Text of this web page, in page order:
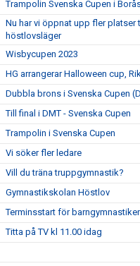
Trampolin Svenska Cupen i
Nu har vi öppnat upp fler platser
höstlovsläger
Wisbycupen 2023
HG arrangerar Halloween cup,
Dubbla brons i Svenska Cupen
Till final i DMT - Svenska Cupen
Trampolin i Svenska Cupen
Vi söker fler ledare
Vill du träna truppgymnastik?
Gymnastikskolan Höstlov
Terminsstart för
Titta på TV kl 11.00 idag